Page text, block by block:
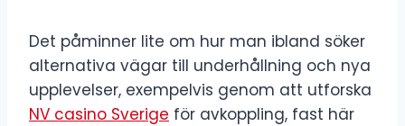
Det påminner lite om hur man ibland söker
alternativa vägar till underhållning och nya
upplevelser, exempelvis genom att utforska
NV casino Sverige för avkoppling, fast här